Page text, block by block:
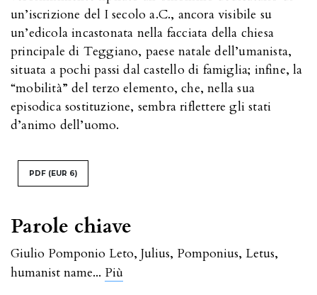
Parole chiave
Giulio Pomponio Leto, Julius, Pomponius, Letus,
humanist name... Più
un’iscrizione del I secolo a.C., ancora visibile su
un’edicola incastonata nella facciata della chiesa
principale di Teggiano, paese natale dell’umanista,
situata a pochi passi dal castello di famiglia; infine, la
“mobilità” del terzo elemento, che, nella sua
episodica sostituzione, sembra riflettere gli stati
d’animo dell’uomo.
PDF (EUR 6)